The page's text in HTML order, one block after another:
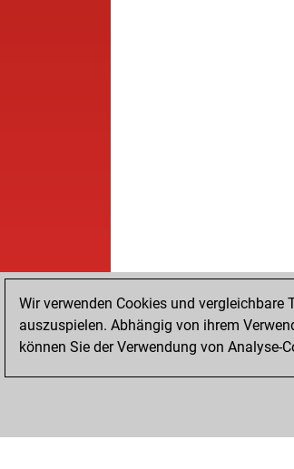
Wir verwenden Cookies und
auszuspielen. Abhängig von ihrem
können Sie der Verwendung von Analyse-